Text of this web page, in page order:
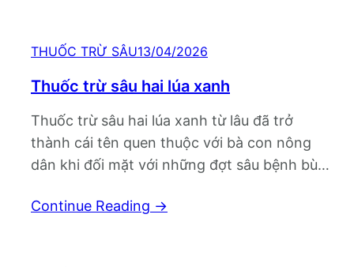
THUỐC TRỪ SÂU13/04/2026
Thuốc trừ sâu hai lúa xanh
Thuốc trừ sâu hai lúa xanh từ lâu đã trở
thành cái tên quen thuộc với bà con nông
dân khi đối mặt với những đợt sâu bệnh bùng
vàn sản phẩm trên thị trường, việc lựa chọn
Continue Reading →